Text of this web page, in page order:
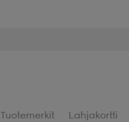
Tuotemerkit Lahjakortti